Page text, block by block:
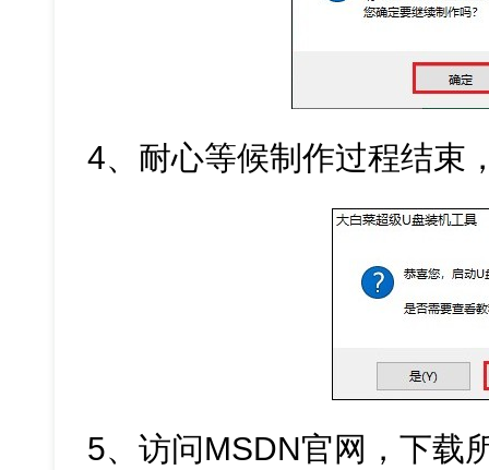
4、耐心等候制作过程结束
5、访问MSDN官网，下载